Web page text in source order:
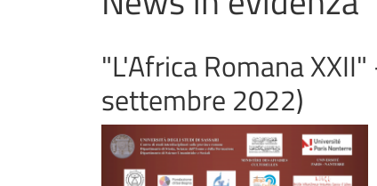
"L'Africa Romana
settembre 2022)